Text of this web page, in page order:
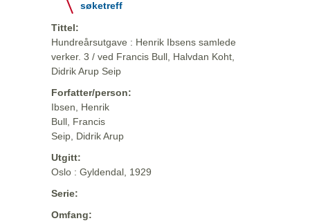
søketreff
Tittel:
Hundreårsutgave : Henrik Ibsens samlede
verker. 3 / ved Francis Bull, Halvdan Koht,
Didrik Arup Seip
Forfatter/person:
Ibsen, Henrik
Bull, Francis
Seip, Didrik Arup
Utgitt:
Oslo : Gyldendal, 1929
Serie:
Omfang: